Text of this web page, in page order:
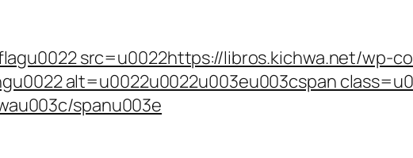
src=u0022https://libros.kichwa.net/wp-
alt=u0022u0022u003eu003cspan
spanu003e